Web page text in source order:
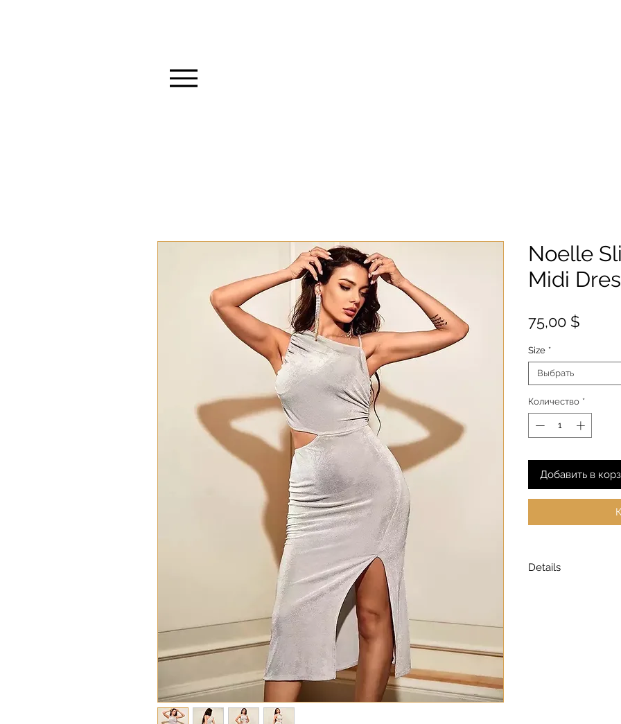
Noelle
Midi
75,00 $
Size *
Выбрать
Количество *
Добавить в
Details